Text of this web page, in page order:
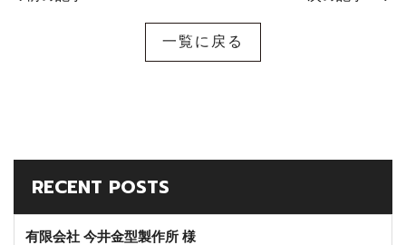
一覧に戻る
RECENT POSTS
有限会社 今井金型製作所 様